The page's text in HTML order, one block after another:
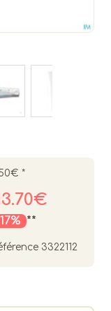
*
**
3322112